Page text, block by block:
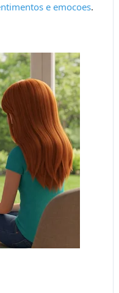
e emocoes.